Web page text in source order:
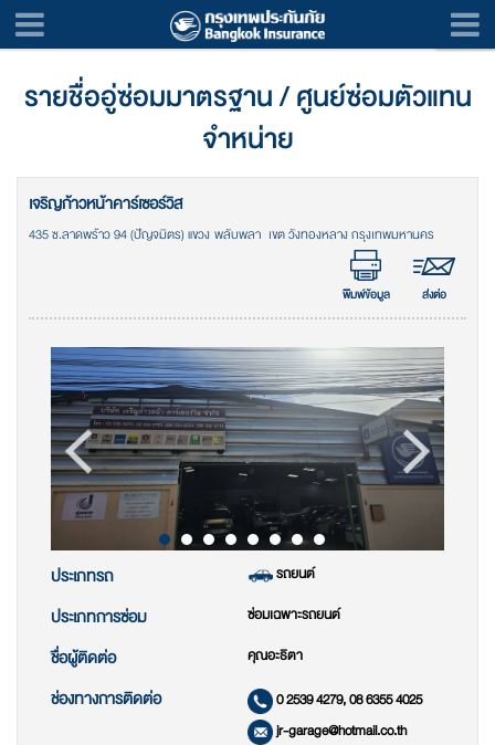
รายชื่ออู่ซ่อมมาตรฐาน / ศูนย์ซ่อมตัวแทน
จำหน่าย
เจริญก้าวหน้าคาร์เซอร์วิส
435 ซ.ลาดพร้าว 94 (ปัญจมิตร) แขวง พลับพลา เขต วังทองหลาง กรุงเทพมหานคร
พิมพ์ข้อมูล ส่งต่อ
ประเภทรถ รถยนต์
ประเภทการซ่อม ซ่อมเฉพาะรถยนต์
ชื่อผู้ติดต่อ คุณอะธิตา
ช่องทางการติดต่อ
0 2539 4279, 08 6355 4025
jr-garage@hotmail.co.th